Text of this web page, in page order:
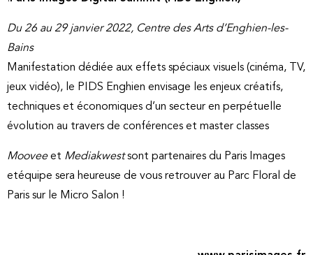
Du 26 au 29 janvier 2022, Centre des Arts d’Enghien-les-
Bains
Manifestation dédiée aux effets spéciaux visuels (cinéma, TV,
jeux vidéo), le PIDS Enghien envisage les enjeux créatifs,
techniques et économiques d’un secteur en perpétuelle
évolution au travers de conférences et master classes
Mooveeet Mediakwestsont partenaires du Paris Images
etéquipe sera heureuse de vous retrouver au Parc Floral de
Paris sur le Micro Salon !